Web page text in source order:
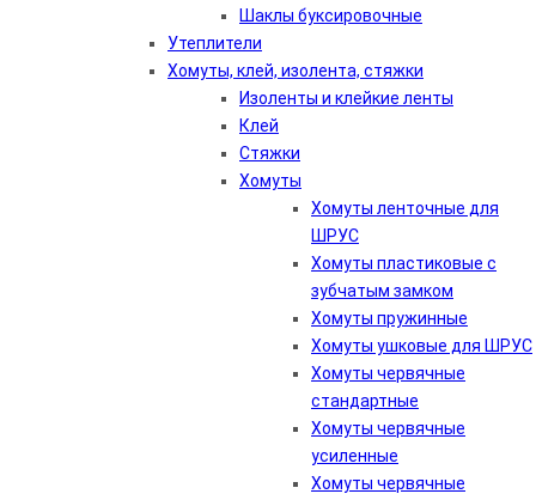
Шаклы буксировочные
Утеплители
Хомуты, клей, изолента, стяжки
Изоленты и клейкие ленты
Клей
Стяжки
Хомуты
Хомуты ленточные для
ШРУС
Хомуты пластиковые с
зубчатым замком
Хомуты пружинные
Хомуты ушковые для ШРУС
Хомуты червячные
стандартные
Хомуты червячные
усиленные
Хомуты червячные